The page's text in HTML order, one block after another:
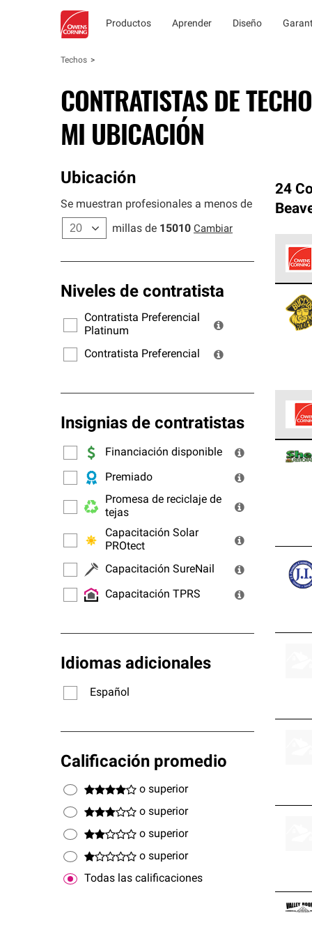
Productos Aprender Diseño
Techos
CONTRATISTAS DE
MI UBICACIÓN
Ubicación
Se muestran profesionales a menos de
millas de 15010 Cambiar
Niveles de contratista
Contratista Preferencial
Platinum
Contratista Preferencial
Insignias de contratistas
Financiación disponible
Premiado
Promesa de reciclaje de
tejas
Capacitación Solar
PROtect
Capacitación SureNail
Capacitación TPRS
Idiomas adicionales
Español
Calificación promedio
o superior
o superior
o superior
o superior
Todas las calificaciones
24